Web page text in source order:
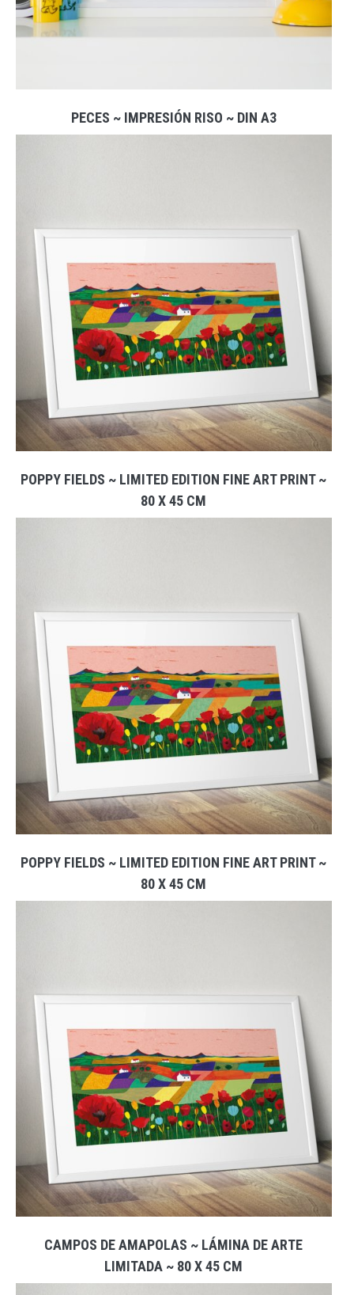
PECES ~ IMPRESIÓN RISO ~ DIN A3
POPPY FIELDS ~ LIMITED EDITION FINE ART PRINT ~
80 X 45 CM
POPPY FIELDS ~ LIMITED EDITION FINE ART PRINT ~
80 X 45 CM
CAMPOS DE AMAPOLAS ~ LÁMINA DE ARTE
LIMITADA ~ 80 X 45 CM